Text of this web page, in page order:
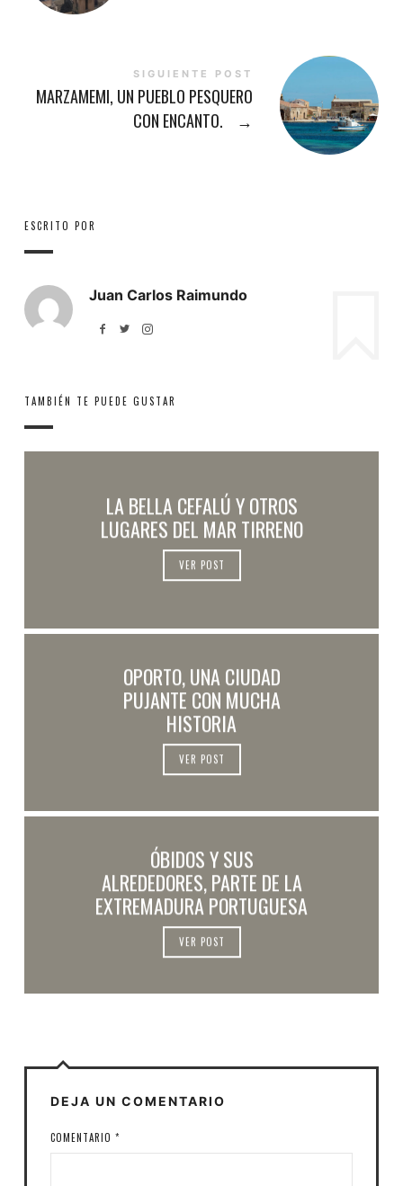
SIGUIENTE POST
MARZAMEMI, UN PUEBLO PESQUERO
CON ENCANTO.
→
ESCRITO POR
Juan Carlos Raimundo
TAMBIÉN TE PUEDE GUSTAR
LA BELLA CEFALÚ Y OTROS
LUGARES DEL MAR TIRRENO
VER POST
OPORTO, UNA CIUDAD
PUJANTE CON MUCHA
HISTORIA
VER POST
ÓBIDOS Y SUS
ALREDEDORES, PARTE DE LA
EXTREMADURA PORTUGUESA
VER POST
DEJA UN COMENTARIO
COMENTARIO *